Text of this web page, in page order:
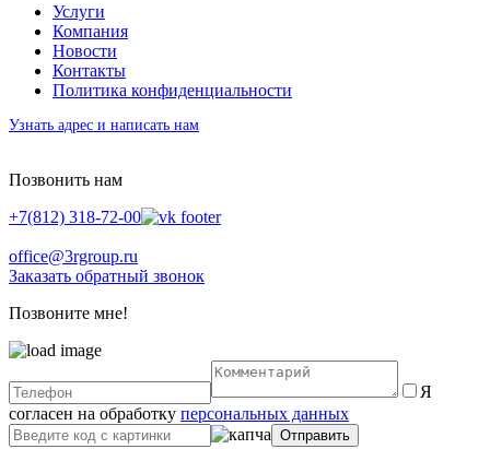
Услуги
Компания
Новости
Контакты
Политика конфиденциальности
Узнать адрес и написать нам
Позвонить нам
+7(812) 318-72-00
office@3rgroup.ru
Заказать обратный звонок
Позвоните мне!
Я
согласен на обработку персональных данных
Отправить